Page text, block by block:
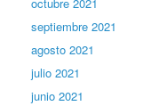
septiembre 2021
agosto 2021
julio 2021
junio 2021